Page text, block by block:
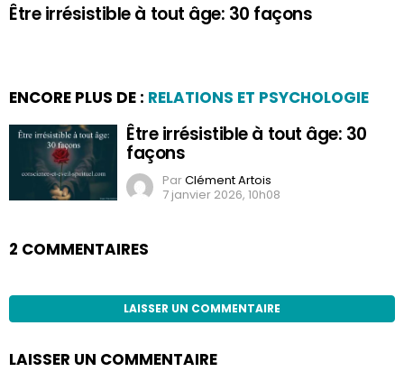
Être irrésistible à tout âge: 30 façons
ENCORE PLUS DE : RELATIONS ET PSYCHOLOGIE
Être irrésistible à tout âge: 30
façons
ParClément Artois
7 janvier 2026, 10h08
2 COMMENTAIRES
LAISSER UN COMMENTAIRE
LAISSER UN COMMENTAIRE